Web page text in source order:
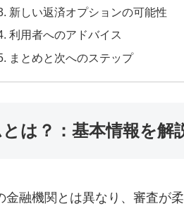
新しい返済オプションの可能性
利用者へのアドバイス
まとめと次へのステップ
は？：基本情報を解
金融機関とは異なり、審査が